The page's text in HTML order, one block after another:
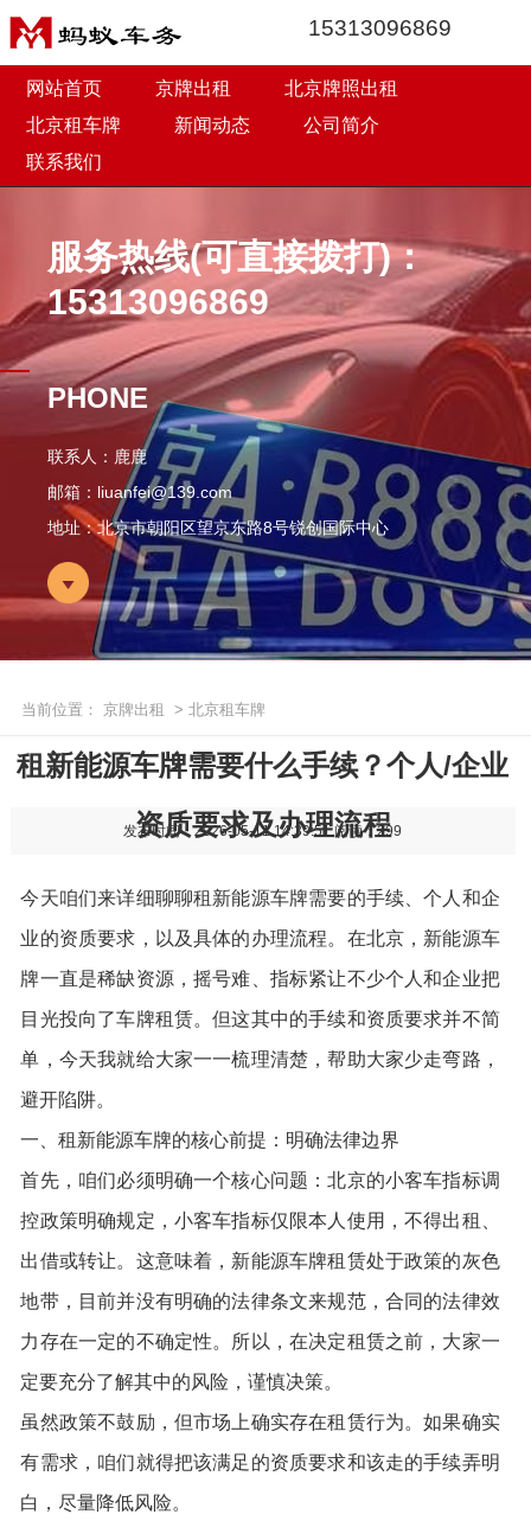
15313096869
网站首页 京牌出租
北京牌照出租
北京租车牌
新闻动态
公司简介
联系我们
服务热线(可直接拨打)：
15313096869
PHONE
联系人：鹿鹿
邮箱：liuanfei@139.com
地址：北京市朝阳区望京东路8号锐创国际中心
当前位置： 京牌出租 > 北京租车牌
租新能源车牌需要什么手续？个人/企业
资质要求及办理流程
发布时间：2026-05-11 14:39:51 阅读：299
今天咱们来详细聊聊租新能源车牌需要的手续、个人和企
业的资质要求，以及具体的办理流程。在北京，新能源车
牌一直是稀缺资源，摇号难、指标紧让不少个人和企业把
目光投向了车牌租赁。但这其中的手续和资质要求并不简
单，今天我就给大家一一梳理清楚，帮助大家少走弯路，
避开陷阱。
一、租新能源车牌的核心前提：明确法律边界
首先，咱们必须明确一个核心问题：北京的小客车指标调
控政策明确规定，小客车指标仅限本人使用，不得出租、
出借或转让。这意味着，新能源车牌租赁处于政策的灰色
地带，目前并没有明确的法律条文来规范，合同的法律效
力存在一定的不确定性。所以，在决定租赁之前，大家一
定要充分了解其中的风险，谨慎决策。
虽然政策不鼓励，但市场上确实存在租赁行为。如果确实
有需求，咱们就得把该满足的资质要求和该走的手续弄明
白，尽量降低风险。